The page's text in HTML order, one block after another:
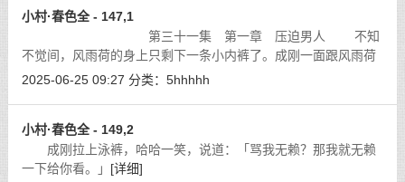
小村·春色全 - 147,1
第三十一集 第一章 压迫男人 不知
不觉间，风雨荷的身上只剩下一条小内裤了。成刚一面跟风雨荷
甜滋滋地吸着舌头，双手则握着风雨荷的一对奶子推来揉去，好
2025-06-25 09:27 分类： 5hhhhh
小村·春色全 - 149,2
成刚拉上泳裤，哈哈一笑，说道：「骂我无赖？那我就无赖
一下给你看。」 [详细]